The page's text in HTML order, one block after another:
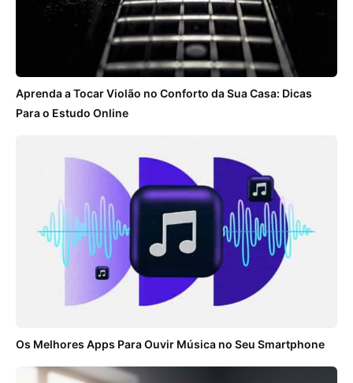
Aprenda a Tocar Violão no Conforto da Sua Casa: Dicas
Para o Estudo Online
Os Melhores Apps Para Ouvir Música no Seu Smartphone